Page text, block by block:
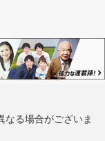
なる場合がございま